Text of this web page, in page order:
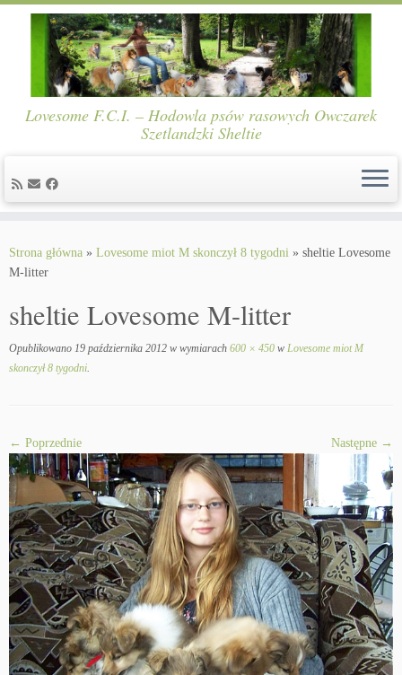
content
Lovesome F.C.I. – Hodowla psów rasowych Owczarek
Szetlandzki Sheltie
Strona główna » Lovesome miot M skonczył 8 tygodni » sheltie Lovesome
M-litter
sheltie Lovesome M-litter
Opublikowano 19 października 2012 w wymiarach 600 × 450 w Lovesome miot M
skonczył 8 tygodni.
← Poprzednie Następne →